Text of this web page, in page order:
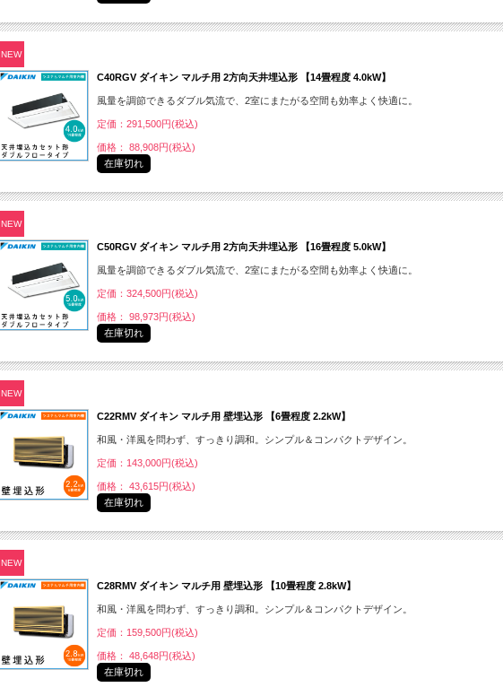
NEW
C40RGV ダイキン マルチ用 2方向天井埋込形 【14畳程度 4.0kW】
風量を調節できるダブル気流で、2室にまたがる空間も効率よく快適に。
定価：291,500円(税込)
価格： 88,908円(税込)
在庫切れ
NEW
C50RGV ダイキン マルチ用 2方向天井埋込形 【16畳程度 5.0kW】
風量を調節できるダブル気流で、2室にまたがる空間も効率よく快適に。
定価：324,500円(税込)
価格： 98,973円(税込)
在庫切れ
NEW
C22RMV ダイキン マルチ用 壁埋込形 【6畳程度 2.2kW】
和風・洋風を問わず、すっきり調和。シンプル＆コンパクトデザイン。
定価：143,000円(税込)
価格： 43,615円(税込)
在庫切れ
NEW
C28RMV ダイキン マルチ用 壁埋込形 【10畳程度 2.8kW】
和風・洋風を問わず、すっきり調和。シンプル＆コンパクトデザイン。
定価：159,500円(税込)
価格： 48,648円(税込)
在庫切れ